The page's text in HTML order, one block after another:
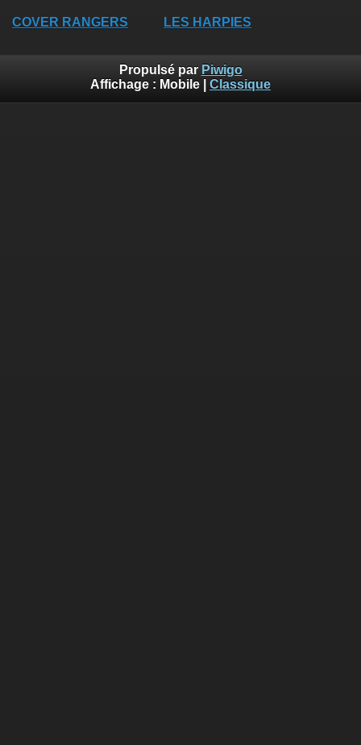
COVER RANGERS LES HARPIES
Propulsé par Piwigo
Affichage : Mobile Classique